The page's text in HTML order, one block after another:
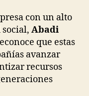
con un alto
Abadi
que estas
avanzar
recursos